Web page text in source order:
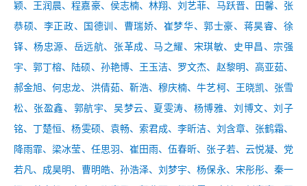
颖、王润晨、程嘉豪、侯志楠、林翔、刘艺菲、马跃晋、田馨、张
恭硕、李正政、国德训、曹瑞娇、崔梦华、郭士豪、蒋昊睿、徐
铎、杨忠源、岳远航、张革成、马之耀、宋琪敏、史甲昌、宗强
宇、郭丁榕、陆硕、孙艳博、王玉洁、罗文杰、赵黎明、高亚茹、
郝金旭、何忠龙、洪倩茹、靳浩、穆庆楠、牛艺柯、王晓凯、张雪
松、张盈鑫、郭航宇、吴梦云、夏雯涛、杨博雅、刘博文、刘子
铭、丁楚恒、杨雯硕、 袁畅、 索君成、李昕洁、 刘含章、 张鹤霜、
降雨霏、梁冰莹 、 任思羽 、 崔田雨、伍春昕、 张子若、 云悦凝、 党
若凡、 成昊明 、 曹明皓、 孙浩泽、刘梦宇、杨保永、 宋彤彤、秦一